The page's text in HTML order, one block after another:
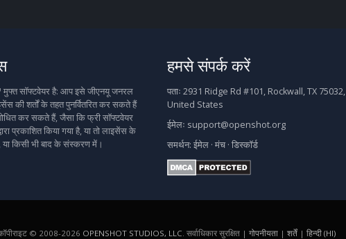
सॉफ्टवेयर है: आप इसे जीएनयू जनरल
की शर्तों के तहत पुनर्वितरित कर सकते हैं
कर सकते हैं, जैसा कि फ्री सॉफ्टवेयर
प्रकाशित किया गया है, या तो लाइसेंस के
किसी भी बाद के संस्करण में।
हमसे संपर्क करें
पताः 2931 Ridge Rd #101, Rockwall, TX 75032,
United States
ईमेलः support@openshot.org
समर्थन: ईमेल · मंच· डिस्कॉर्ड
© 2008-2026 OPENSHOT STUDIOS, LLC . सर्वाधिकार सुरक्षित | गोपनीयता | शर्तें| हिन्दी (HI)